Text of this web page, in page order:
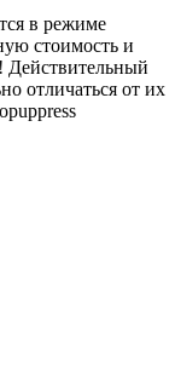
в режиме
стоимость и
Действительный
отличаться от их